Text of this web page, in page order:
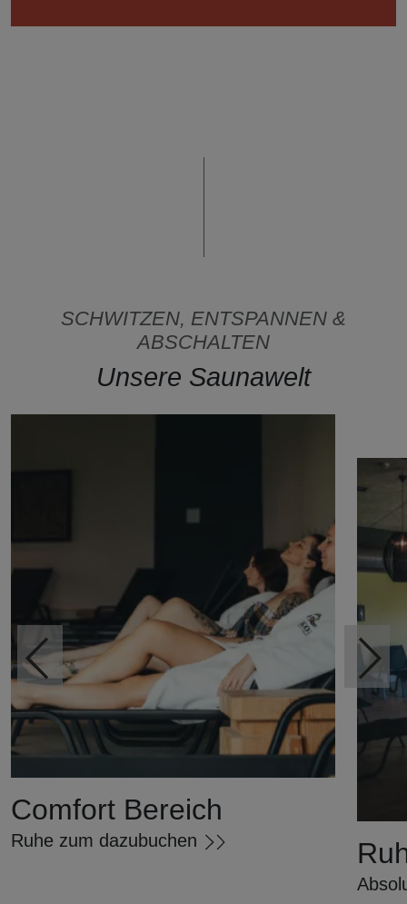
SCHWITZEN, ENTSPANNEN &
ABSCHALTEN
Unsere Saunawelt
Comfort Bereich
Ruhe zum dazubuchen
Vorheriges